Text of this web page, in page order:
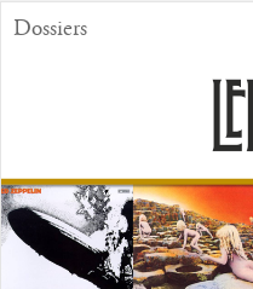
Dossiers